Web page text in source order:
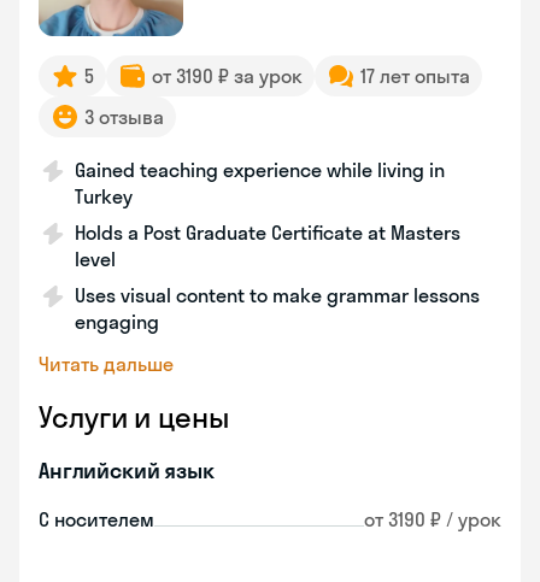
5 от 3190 ₽ за урок
17 лет опыта
3 отзыва
Gained teaching experience while living in
Turkey
Holds a Post Graduate Certificate at Masters
level
Uses visual content to make grammar lessons
engaging
Читать дальше
Услуги и цены
Английский язык
С носителем от 3190 ₽ / урок